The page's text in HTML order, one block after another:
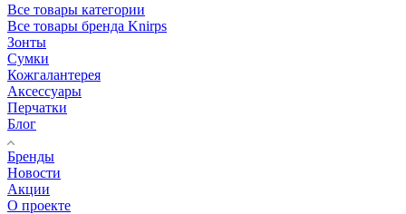
Все товары категории
Все товары бренда Knirps
Зонты
Сумки
Кожгалантерея
Аксессуары
Перчатки
Блог
Бренды
Новости
Акции
О проекте